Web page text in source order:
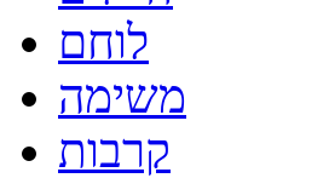
לוחם
משימה
קרבות